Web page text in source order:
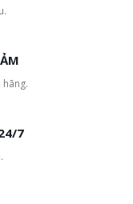
hãng.
7